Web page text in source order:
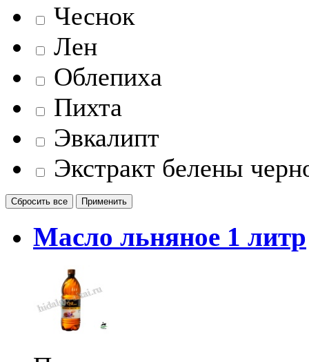
Чеснок
Лен
Облепиха
Пихта
Эвкалипт
Экстракт белены
Сбросить все Применить
Масло льняное 1 литр